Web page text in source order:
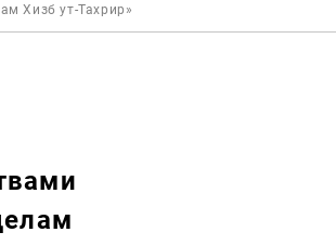
Хизб ут-Тахрир»